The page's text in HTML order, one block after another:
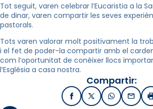
Tot seguit, varen celebrar l’Eucaristia a la
de dinar, varen compartir les seves
pastorals.
Tots varen valorar molt positivament la
i el fet de poder-la compartir amb el
com l’oportunitat de conèixer llocs
l’Església a casa nostra.
Compartir:
FacebookX / TwitterWhatsApp
Email